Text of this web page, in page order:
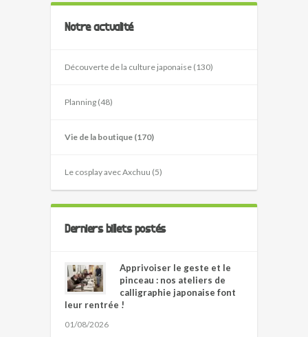
Notre actualité
Découverte de la culture japonaise (130)
Planning (48)
Vie de la boutique (170)
Le cosplay avec Axchuu (5)
Derniers billets postés
Apprivoiser le geste et le
pinceau : nos ateliers de
calligraphie japonaise font
leur rentrée !
01/08/2026